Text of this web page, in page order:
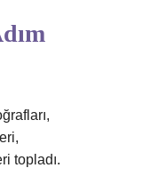
topladı.